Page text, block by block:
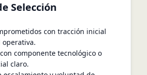
Selección
con tracción inicial
operativa.
componente tecnológico o
claro.